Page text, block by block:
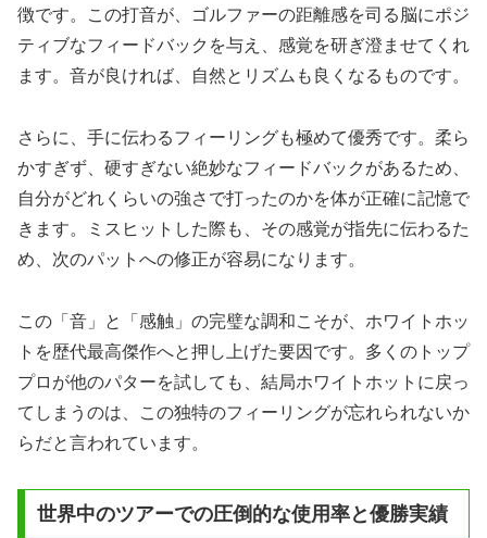
徴です。この打音が、ゴルファーの距離感を司る脳にポジ
ティブなフィードバックを与え、感覚を研ぎ澄ませてくれ
ます。音が良ければ、自然とリズムも良くなるものです。
さらに、手に伝わるフィーリングも極めて優秀です。柔ら
かすぎず、硬すぎない絶妙なフィードバックがあるため、
自分がどれくらいの強さで打ったのかを体が正確に記憶で
きます。ミスヒットした際も、その感覚が指先に伝わるた
め、次のパットへの修正が容易になります。
この「音」と「感触」の完璧な調和こそが、ホワイトホッ
トを歴代最高傑作へと押し上げた要因です。多くのトップ
プロが他のパターを試しても、結局ホワイトホットに戻っ
てしまうのは、この独特のフィーリングが忘れられないか
らだと言われています。
世界中のツアーでの圧倒的な使用率と優勝実績